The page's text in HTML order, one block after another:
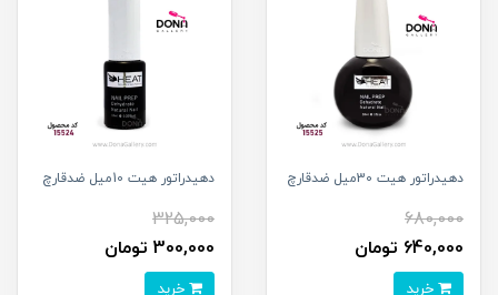
دهيدراتور هيت 30ميل ضدقارچ
680,000
640,000 تومان
دهيدراتور هيت 10ميل ضدقارچ
325,000
300,000 تومان